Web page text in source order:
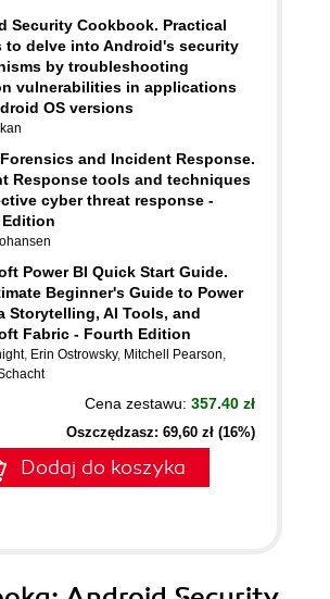
Security Cookbook. Practical
to delve into Android's security
by troubleshooting
vulnerabilities in applications
OS versions
and Incident Response.
Response tools and techniques
cyber threat response -
Power BI Quick Start Guide.
Beginner's Guide to Power
Storytelling, AI Tools, and
Fabric - Fourth Edition
, Erin Ostrowsky, Mitchell Pearson,
Cena zestawu: 357.40 zł
Oszczędzasz: 69,60 zł (16%)
Dodaj do koszyka